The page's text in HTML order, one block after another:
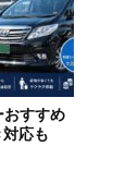
おすすめ
応も